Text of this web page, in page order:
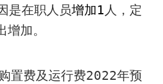
是在职人员增加1人，定
增加。
置费及运行费2022年预